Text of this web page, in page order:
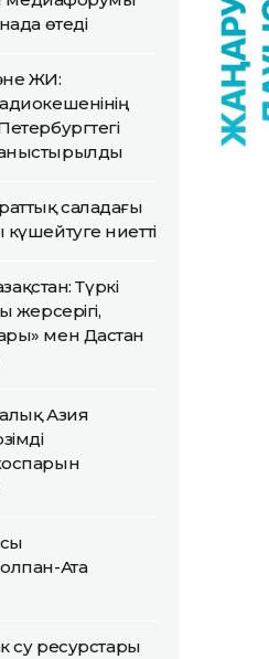
өтеді
ЖИ:
саладағы
ниетті
Түркі
жерсерігі,
мен Дастан
Азия
Ата
су ресурстары